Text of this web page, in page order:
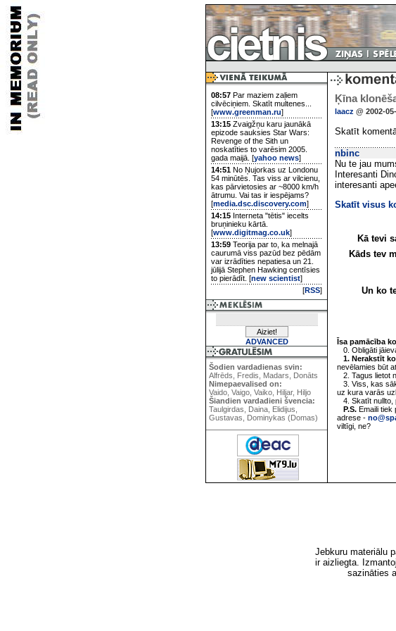
08:57 Par maziem zaļiem
cilvēciņiem. Skatīt multenes...
[www.greenman.ru]
13:15 Zvaigžņu karu jaunākā
epizode sauksies Star Wars:
Revenge of the Sith un
noskatīties to varēsim 2005.
gada maijā. [yahoo news]
14:51 No Ņujorkas uz Londonu
54 minūtēs. Tas viss ar vilcienu,
kas pārvietosies ar ~8000 km/h
ātrumu. Vai tas ir iespējams?
[media.dsc.discovery.com]
14:15 Interneta "tētis" iecelts
bruņinieku kārtā.
[www.digitmag.co.uk]
13:59 Teorija par to, ka melnajā
caurumā viss pazūd bez pēdām
var izrādīties nepatiesa un 21.
jūlijā Stephen Hawking centīsies
to pierādīt. [new scientist]
[RSS]
ADVANCED
Šodien vardadienas svin:
Alfrēds, Fredis, Madars, Donāts
Nimepaevalised on:
Vaido, Vaigo, Vaiko, Hiljar, Hiljo
Šiandien vardadieni švencia:
Taulgirdas, Daina, Elidijus,
Gustavas, Dominykas (Domas)
Ķīna
laacz @ 2002-
Skatīt
nbinc
Nu te jau
Interesanti
interesanti
Skatīt visus
Kā tevi
Kāds tev
Un ko
Īsa pamācība
0. Obligāti
1. Nerakstīt
nevēlamies būt
2. Tagus lietot
3. Viss, kas
uz kura varās
4. Skatīt nullto,
P.S. Emaili tiek
adrese -
viltīgi, ne?
Jebkuru materiālu
ir aizliegta.
sazināties